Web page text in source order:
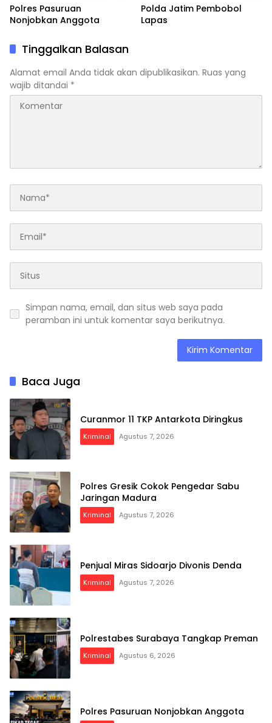
Polres Pasuruan
Nonjobkan Anggota
Polda Jatim Pembobol
Lapas
Tinggalkan Balasan
Alamat email Anda tidak akan dipublikasikan. Ruas yang
wajib ditandai *
Simpan nama, email, dan situs web saya pada
peramban ini untuk komentar saya berikutnya.
Baca Juga
Curanmor 11 TKP Antarkota Diringkus
Kriminal Agustus 7, 2026
Polres Gresik Cokok Pengedar Sabu
Jaringan Madura
Kriminal Agustus 7, 2026
Penjual Miras Sidoarjo Divonis Denda
Kriminal Agustus 7, 2026
Polrestabes Surabaya Tangkap Preman
Kriminal Agustus 6, 2026
Polres Pasuruan Nonjobkan Anggota